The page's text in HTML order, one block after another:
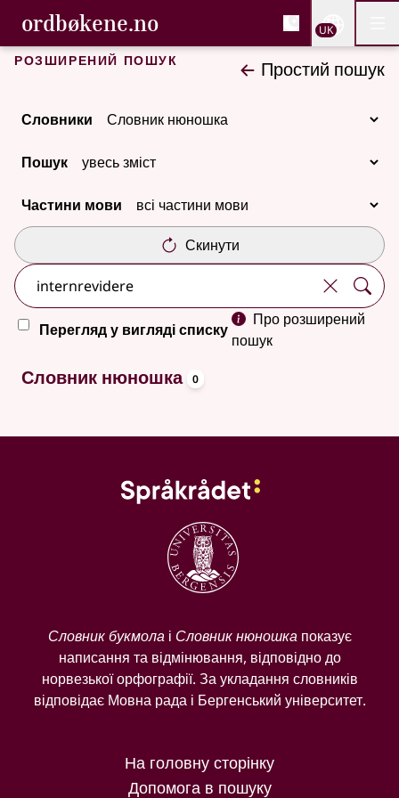
Перейти до основного вмісту
Доступність
ordbøkene.no, Cловник букмола та
Cловник букмола та Словник нюношка
UK
Розширений пошук Простий пошук
Словники
Пошук
Частини мови
Скинути
Перегляд у вигляді списку
Про розширений
пошук
Немає результатів
Словник нюношка 0
Словник букмолаі Словник нюношкапоказує
написання та відмінювання, відповідно до
норвезької орфографії. За укладання словників
відповідає Мовна рада і Бергенський університет.
На головну сторінку
Допомога в пошуку